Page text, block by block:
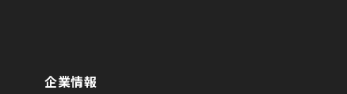
企業情報